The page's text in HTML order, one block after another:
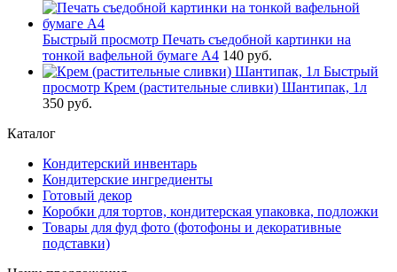
Быстрый просмотр Печать съедобной картинки на
тонкой вафельной бумаге А4 140 руб.
Быстрый
просмотр Крем (растительные сливки) Шантипак, 1л
350 руб.
Каталог
Кондитерский инвентарь
Кондитерские ингредиенты
Готовый декор
Коробки для тортов, кондитерская упаковка, подложки
Товары для фуд фото (фотофоны и декоративные
подставки)